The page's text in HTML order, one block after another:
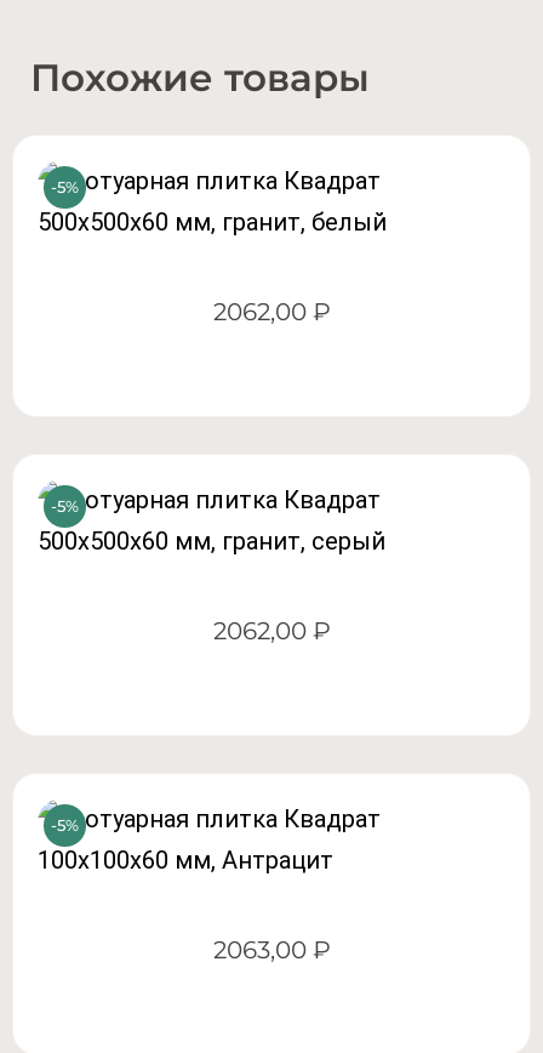
Похожие товары
2062,00 ₽
2062,00 ₽
2063,00 ₽